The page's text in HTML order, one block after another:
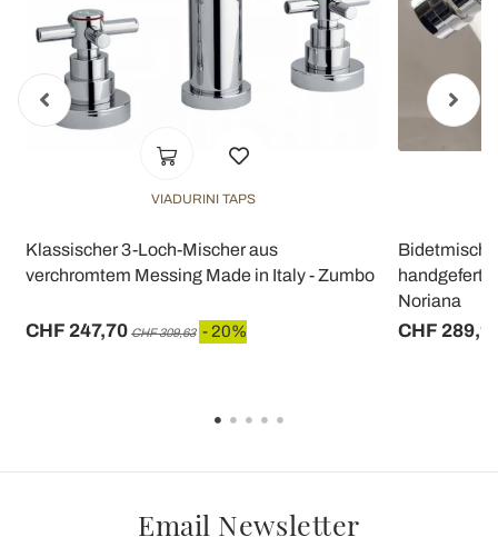
VIADURINI TAPS
Klassischer 3-Loch-Mischer aus
verchromtem Messing Made in Italy - Zumbo
CHF 247,70 CHF 309,63 - 20%
Noriana
CHF
Email Newsletter